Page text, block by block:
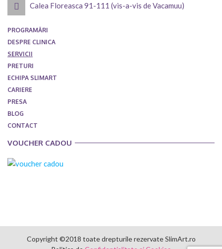
Calea Floreasca 91-111 (vis-a-vis de Vacamuu)
PROGRAMĂRI
DESPRE CLINICA
SERVICII
PRETURI
ECHIPA SLIMART
CARIERE
PRESA
BLOG
CONTACT
VOUCHER CADOU
Copyright ©2018 toate drepturile rezervate SlimArt.ro